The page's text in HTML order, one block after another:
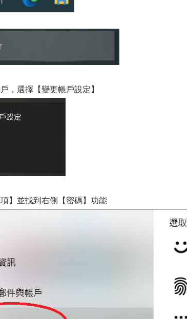
，選擇【變更帳戶設定】
】並找到右側【密碼】功能